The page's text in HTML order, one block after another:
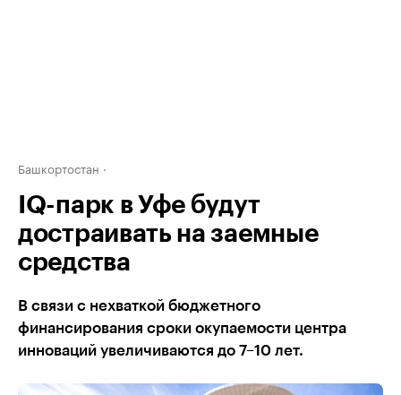
Башкортостан
IQ-парк в Уфе будут
достраивать на заемные
средства
В связи с нехваткой бюджетного
финансирования сроки окупаемости центра
инноваций увеличиваются до 7–10 лет.